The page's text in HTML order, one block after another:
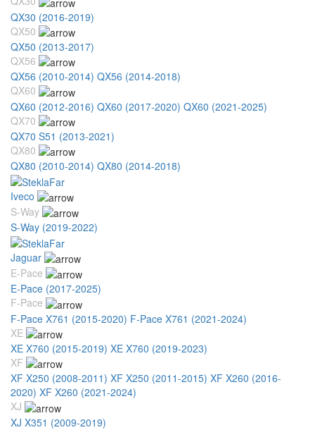
QX30 (2016-2019)
QX50
QX50 (2013-2017)
QX56
QX56 (2010-2014) QX56 (2014-2018)
QX60
QX60 (2012-2016) QX60 (2017-2020) QX60 (2021-2025)
QX70
QX70 S51 (2013-2021)
QX80
QX80 (2010-2014) QX80 (2014-2018)
Iveco
S-Way
S-Way (2019-2022)
Jaguar
E-Pace
E-Pace (2017-2025)
F-Pace
F-Pace X761 (2015-2020) F-Pace X761 (2021-2024)
XE
XE X760 (2015-2019) XE X760 (2019-2023)
XF
XF X250 (2008-2011) XF X250 (2011-2015) XF X260 (2016-
2020) XF X260 (2021-2024)
XJ
XJ X351 (2009-2019)